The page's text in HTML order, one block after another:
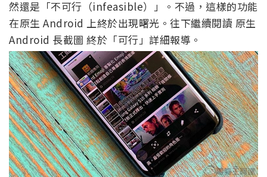
然還是「不可行（infeasible）」。不過，這樣的功能
在原生 Android 上終於出現曙光。往下繼續閱讀 原生
Android 長截圖 終於「可行」詳細報導。